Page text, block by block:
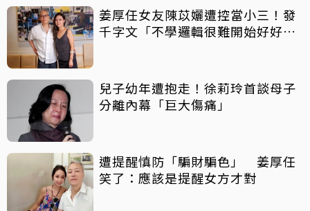
姜厚任女友陳苡孋遭控當小三！發
千字文「不學邏輯很難開始好好
兒子幼年遭抱走！徐莉玲首談母子
分離內幕「巨大傷痛」
遭提醒慎防「騙財騙色」 姜厚任
笑了：應該是提醒女方才對